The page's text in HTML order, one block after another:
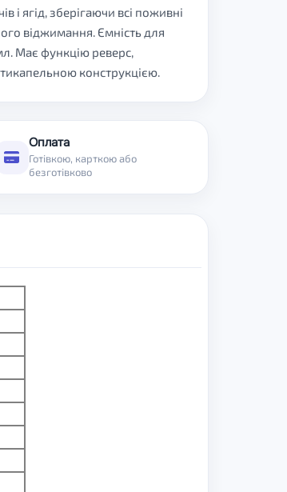
і ягід, зберігаючи всі поживні
віджимання. Ємність для
Має функцію реверс,
конструкцією.
Оплата
Готівкою, карткою або
безготівково